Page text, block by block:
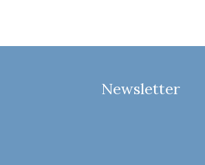
Newsletter